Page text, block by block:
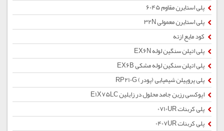
پلی استایرن مقاوم 6045
پلی استایرن معمولی 32N
کود مایع ازته
پلی اتیلن سنگین لوله EX6N
پلی اتیلن سنگین لوله مشکی EX6B
پلی پروپیلن شیمیایی (پودر) RP210G
اپوکسی رزین جامد محلول در زایلین E1X75LC
پلی کربنات 0710UR
پلی کربنات 0407UR